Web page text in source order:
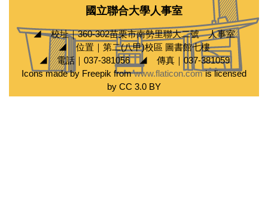
國立聯合大學人事室
◢ 校址｜360-302苗栗市南勢里聯大二號 人事室
◢ 位置｜第二(八甲)校區 圖書館七樓
◢ 電話｜037-381056 ◢ 傳真｜037-381059
Icons made by Freepik fromwww.flaticon.comis licensed
by CC 3.0 BY